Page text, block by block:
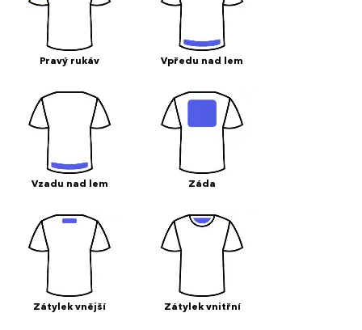
Pravý rukáv Vpředu nad lem
Vzadu nad lem Záda
Zátylek vnější Zátylek vnitřní